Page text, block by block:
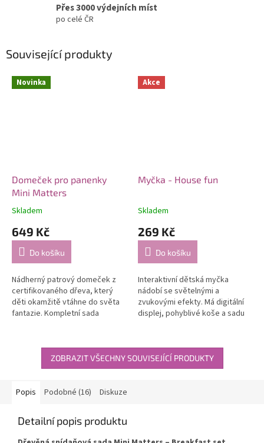
Přes 3000 výdejních míst
po celé ČR
Související produkty
Novinka
Domeček pro panenky
Mini Matters
Skladem
649 Kč
Do košíku
Nádherný patrový domeček z
certifikovaného dřeva, který
děti okamžitě vtáhne do světa
fantazie. Kompletní sada
Akce
Myčka - House fun
Skladem
269 Kč
Do košíku
Interaktivní dětská myčka
nádobí se světelnými a
zvukovými efekty. Má digitální
displej, pohyblivé koše a sadu
dětské...
ZOBRAZIT VŠECHNY SOUVISEJÍCÍ PRODUKTY
Popis Podobné (16) Diskuze
Detailní popis produktu